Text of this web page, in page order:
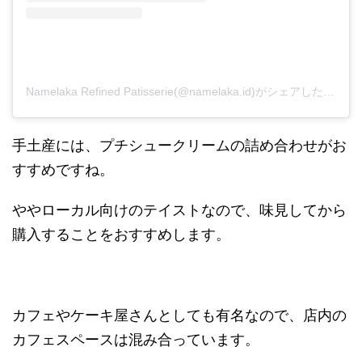
手土産には、プチシュークリームの詰め合わせがお
すすめですね。
ややローカル向けのテイストなので、味見してから
購入することをおすすめします。
カフェやケーキ屋さんとしても有名なので、店内の
カフェスペースは混み合っています。